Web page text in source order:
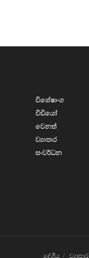
විශේෂාංග
වීඩියෝ
වෙනත්
ව්‍යාපාර
සංවර්ධන
දේශීය ව්‍යාපාර